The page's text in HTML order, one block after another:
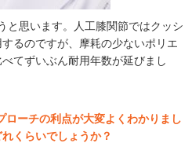
と思います。人工膝関節ではクッシ
るのですが、摩耗の少ないポリエ
てずいぶん耐用年数が延びまし
ローチの利点が大変よくわかりまし
くらいでしょうか？